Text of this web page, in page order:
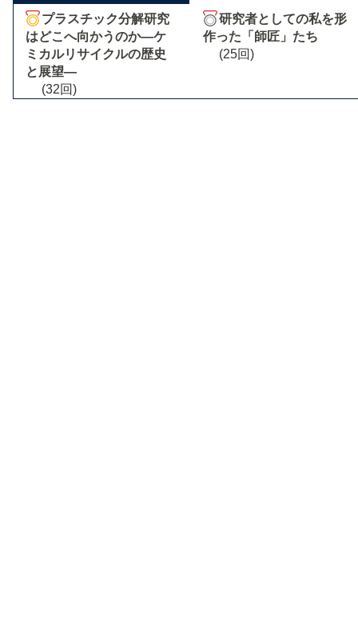
プラスチック分解研究
はどこへ向かうのか―ケ
ミカルリサイクルの歴史
と展望―
(32回)
研究者としての私を形
作った「師匠」たち
(25回)